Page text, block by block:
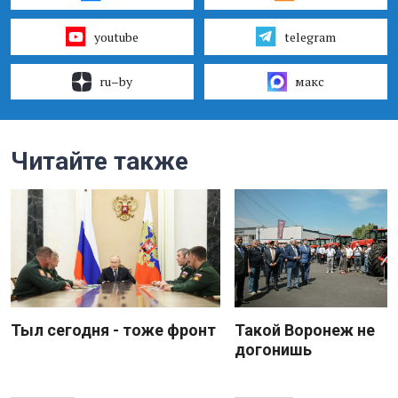
youtube telegram
ru–by макс
Читайте также
Тыл сегодня - тоже фронт
Такой Воронеж не
догонишь